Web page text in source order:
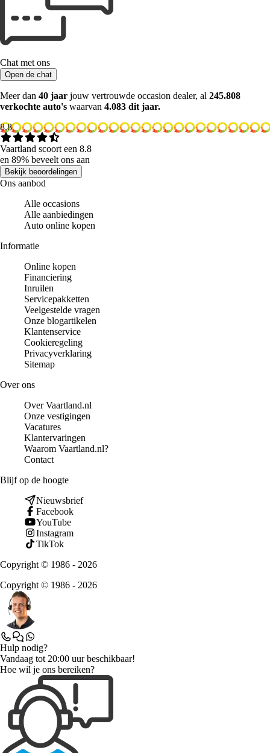
Chat met ons
Open de chat
Meer dan 40 jaar jouw vertrouwde occasion dealer, al 245.808
verkochte auto's waarvan 4.083 dit jaar.
8.8
Vaartland scoort een 8.8
en 89% beveelt ons aan
Bekijk beoordelingen
Ons aanbod
Alle occasions
Alle aanbiedingen
Auto online kopen
Informatie
Online kopen
Financiering
Inruilen
Servicepakketten
Veelgestelde vragen
Onze blogartikelen
Klantenservice
Cookieregeling
Privacyverklaring
Sitemap
Over ons
Over Vaartland.nl
Onze vestigingen
Vacatures
Klantervaringen
Waarom Vaartland.nl?
Contact
Blijf op de hoogte
Nieuwsbrief
Facebook
YouTube
Instagram
TikTok
Copyright © 1986 - 2026
Copyright © 1986 - 2026
Hulp nodig?
Vandaag tot 20:00 uur beschikbaar!
Hoe wil je ons bereiken?